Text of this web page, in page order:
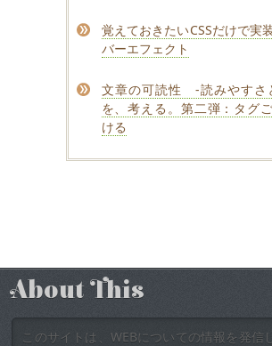
覚えておきたいCSSだけで実
バーエフェクト
文章の可読性 -読みやす
を、考える。第二弾：タグ
ける
About This
このサイトは、WEBについての情報を発信